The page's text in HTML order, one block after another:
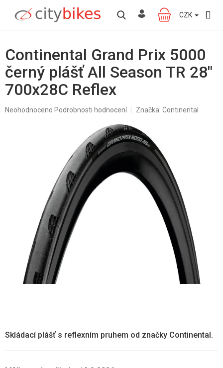
obsah
NÁKUPNÍ
KOŠÍK
CZK
Continental Grand Prix 5000
černý plášť All Season TR 28"
700x28C Reflex
Průměrné
Neohodnoceno Podrobnosti hodnocení Značka: Continental
Skládací plášť s reflexním pruhem od značky Continental.